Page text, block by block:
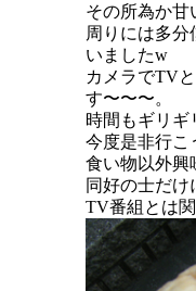
その所為か甘
周りには多
いましたw
カメラでTV
す〜〜〜。
時間もギリギ
今度是非行こ
食い物以外興
同好の士だ
TV番組とは